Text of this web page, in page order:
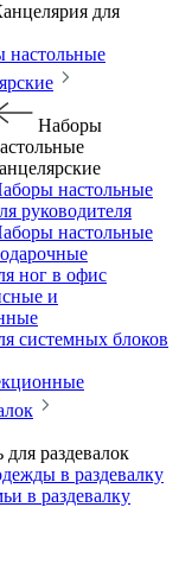
для
настольные
Наборы
настольные
руководителя
настольные
ног в офис
и
системных блоков
раздевалок
в раздевалку
в раздевалку